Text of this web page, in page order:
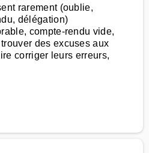
rarement (oublie,
délégation)
compte-rendu vide,
des excuses aux
corriger leurs erreurs,